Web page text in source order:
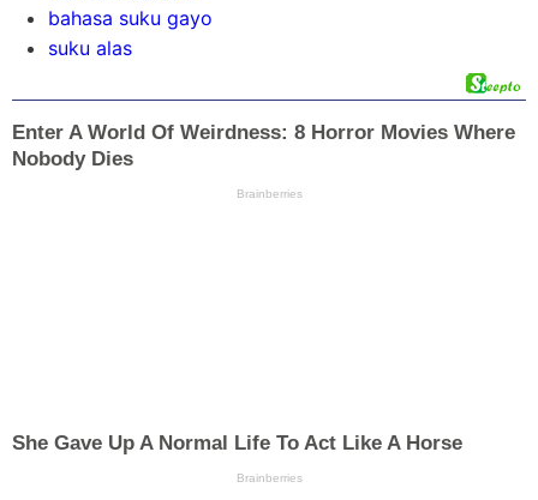
bahasa suku gayo
suku alas